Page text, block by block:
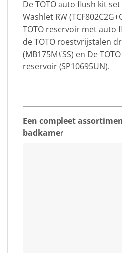
De TOTO auto flush kit
Washlet RW
TOTO reservoir met auto
de TOTO roestvrijstalen
(MB175M#SS) en De
reservoir (SP10695UN).
Een compleet
badkamer